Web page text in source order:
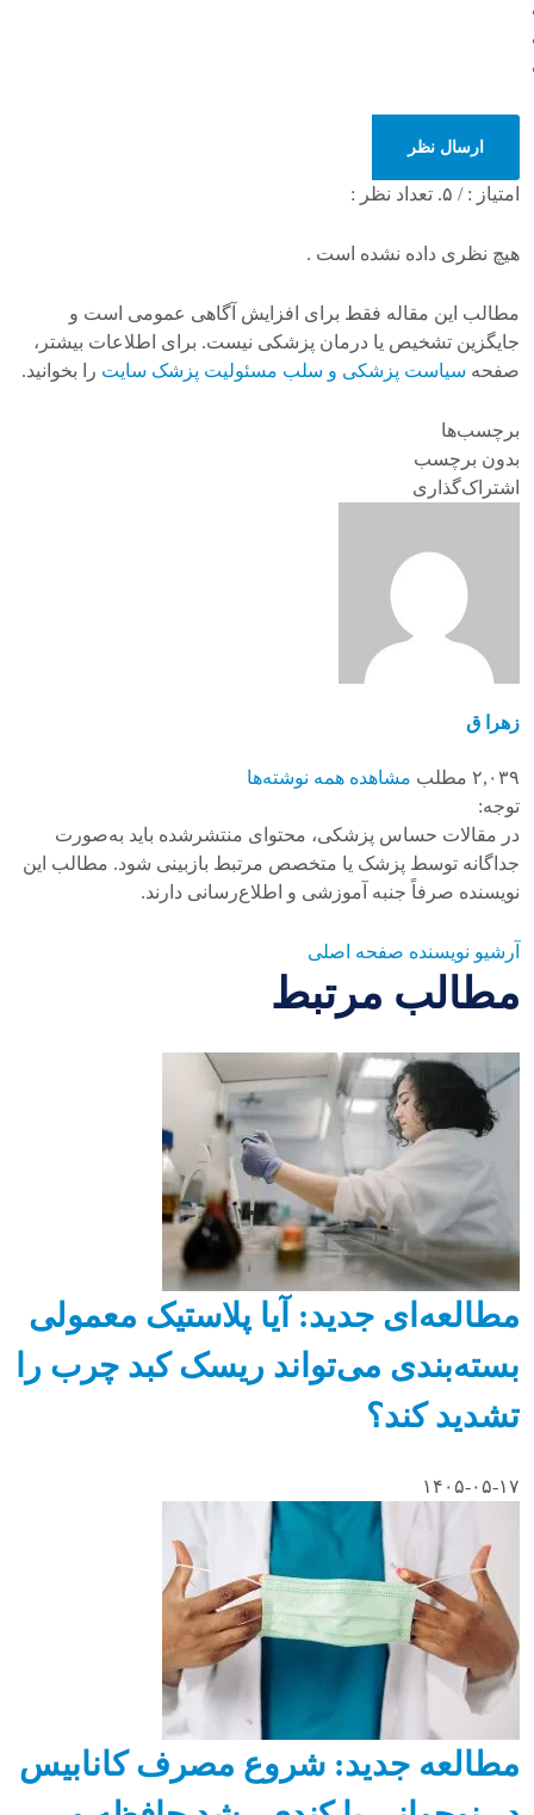
ارسال نظر
امتیاز :/ ۵. تعداد نظر :
هیچ نظری داده نشده است .
مطالب این مقاله فقط برای افزایش آگاهی عمومی است و
جایگزین تشخیص یا درمان پزشکی نیست. برای اطلاعات بیشتر،
صفحه سیاست پزشکی و سلب مسئولیت پزشک سایت را بخوانید.
برچسب‌ها
بدون برچسب
اشتراک‌گذاری
زهرا ق
۲,۰۳۹ مطلب
مشاهده همه نوشته‌ها
توجه:
در مقالات حساس پزشکی، محتوای منتشرشده باید به‌صورت
جداگانه توسط پزشک یا متخصص مرتبط بازبینی شود. مطالب این
نویسنده صرفاً جنبه آموزشی و اطلاع‌رسانی دارند.
آرشیو نویسنده صفحه اصلی
مطالب مرتبط
مطالعه‌ای جدید: آیا پلاستیک معمولی
بسته‌بندی می‌تواند ریسک کبد چرب را
تشدید کند؟
۱۴۰۵-۰۵-۱۷
مطالعه جدید: شروع مصرف کانابیس